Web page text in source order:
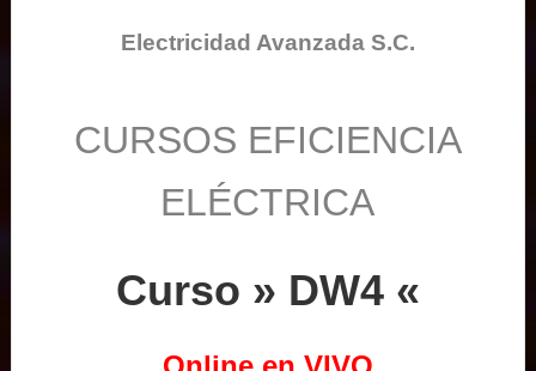
Electricidad Avanzada S.C.
CURSOS EFICIENCIA
ELÉCTRICA
Curso » DW4 «